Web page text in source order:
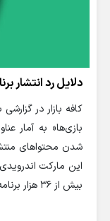
دلایل رد انتشار
کافه بازار در
بازی‌ها« به آمار
شدن محتواهای
بیش از ۳۶ هزار برنامه […]